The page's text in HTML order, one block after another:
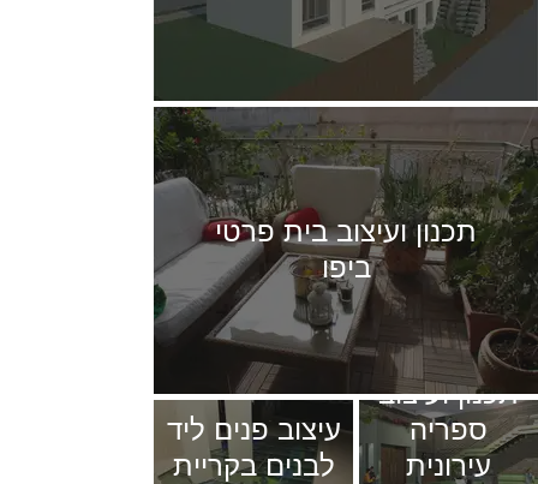
תכנון ועיצוב בית פרטי
ביפו
תכנון ועיצוב
ספריה
עירונית
עיצוב פנים ליד
לבנים בקריית